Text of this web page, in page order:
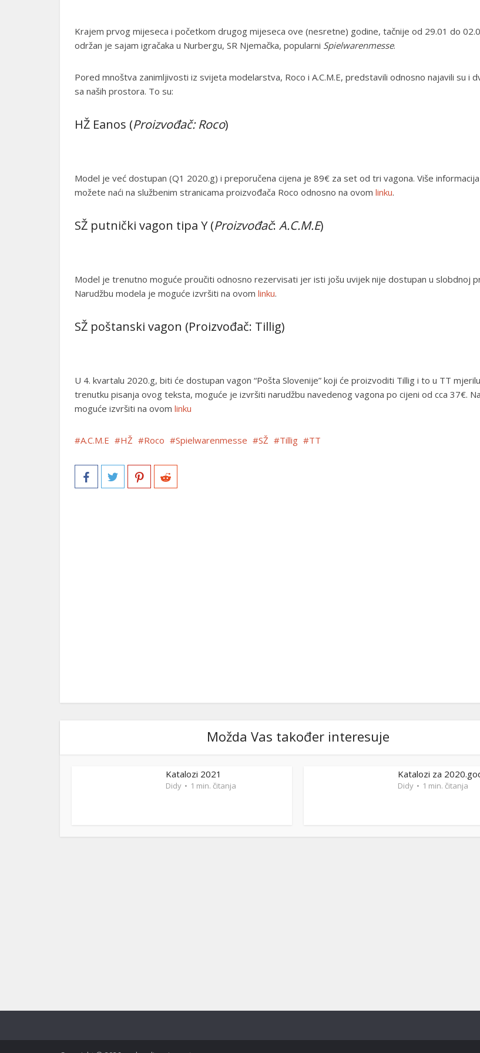
Krajem prvog mijeseca i početkom drugog mijeseca ove (nesretne) godine, tačnije od 29.01 do
održan je sajam igračaka u Nurbergu, SR Njemačka, popularni Spielwarenmesse.
Pored mnoštva zanimljivosti iz svijeta modelarstva, Roco i A.C.M.E, predstavili odnosno najavili su i
sa naših prostora. To su:
HŽ Eanos (Proizvođač: Roco)
Model je već dostupan (Q1 2020.g) i preporučena cijena je 89€ za set od tri vagona. Više
možete naći na službenim stranicama proizvođača Roco odnosno na ovom linku.
SŽ putnički vagon tipa Y (Proizvođač: A.C.M.E)
Model je trenutno moguće proučiti odnosno rezervisati jer isti jošu uvijek nije dostupan u slobdnoj
Narudžbu modela je moguće izvršiti na ovom linku.
SŽ poštanski vagon (Proizvođač: Tillig)
U 4. kvartalu 2020.g, biti će dostupan vagon “Pošta Slovenije” koji će proizvoditi Tillig i to u TT
trenutku pisanja ovog teksta, moguće je izvršiti narudžbu navedenog vagona po cijeni od cca 37€.
moguće izvršiti na ovom linku
A.C.M.E HŽ Roco Spielwarenmesse SŽ Tillig TT
Možda Vas također interesuje
Katalozi 2021
Didy 1 min. čitanja
Katalozi za
Didy 1 min. čitanja